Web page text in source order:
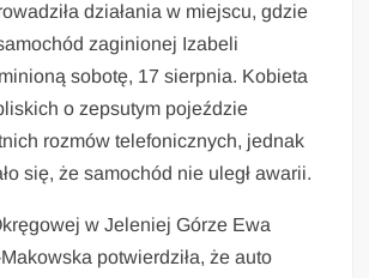
działania w miejscu, gdzie
zaginionej Izabeli
sobotę, 17 sierpnia. Kobieta
o zepsutym pojeździe
rozmów telefonicznych, jednak
się, że samochód nie uległ awarii.
w Jeleniej Górze Ewa
potwierdziła, że auto